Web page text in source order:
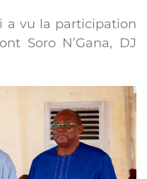
a vu la participation
Soro N’Gana, DJ